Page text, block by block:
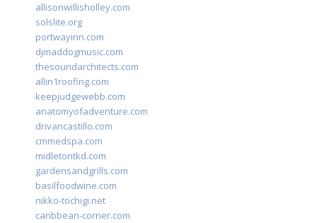
allisonwillisholley.com
solslite.org
portwayinn.com
djmaddogmusic.com
thesoundarchitects.com
allin1roofing.com
keepjudgewebb.com
anatomyofadventure.com
drivancastillo.com
cmmedspa.com
midletontkd.com
gardensandgrills.com
basilfoodwine.com
nikko-tochigi.net
caribbean-corner.com